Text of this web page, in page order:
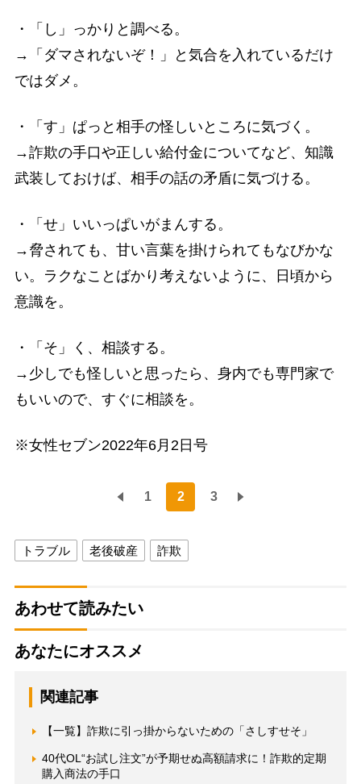
・「し」っかりと調べる。
→「ダマされないぞ！」と気合を入れているだけ
ではダメ。
・「す」ぱっと相手の怪しいところに気づく。
→詐欺の手口や正しい給付金についてなど、知識
武装しておけば、相手の話の矛盾に気づける。
・「せ」いいっぱいがまんする。
→脅されても、甘い言葉を掛けられてもなびかな
い。ラクなことばかり考えないように、日頃から
意識を。
・「そ」く、相談する。
→少しでも怪しいと思ったら、身内でも専門家で
もいいので、すぐに相談を。
※女性セブン2022年6月2日号
1 2 3
トラブル 老後破産 詐欺
あわせて読みたい
あなたにオススメ
関連記事
【一覧】詐欺に引っ掛からないための「さしすせそ」
40代OL“お試し注文”が予期せぬ高額請求に！詐欺的定期
購入商法の手口